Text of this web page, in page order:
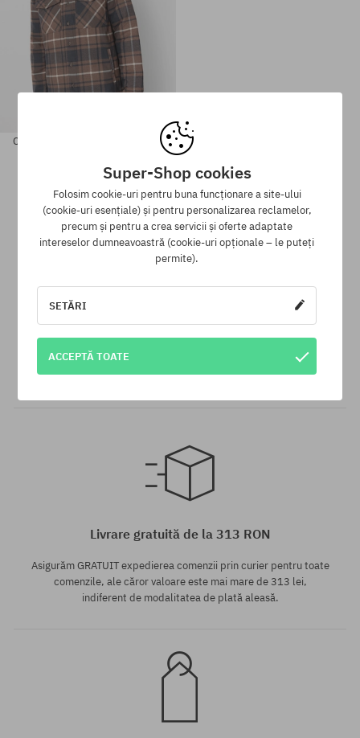
Mărimi existente:
Mărimi existente:
L
Cămașă Patagonia LW Insulated
606,90 LEI
Programul de loialitate SuperClub
SuperClub este programul nostru de loialitate, datorită căruia
pentru produsele fără reducere poți primi în contul tău până la
12% din valoarea comenzii!
Livrare gratuită de la 313 RON
Asigurăm GRATUIT expedierea comenzii prin curier pentru toate
comenzile, ale căror valoare este mai mare de 313 lei,
indiferent de modalitatea de plată aleasă.
Super-Shop cookies
Folosim cookie-uri pentru buna funcționare a site-ului
(cookie-uri esențiale) și pentru personalizarea reclamelor,
precum și pentru a crea servicii și oferte adaptate
intereselor dumneavoastră (cookie-uri opționale – le puteți
permite).
SETĂRI
ACCEPTĂ TOATE